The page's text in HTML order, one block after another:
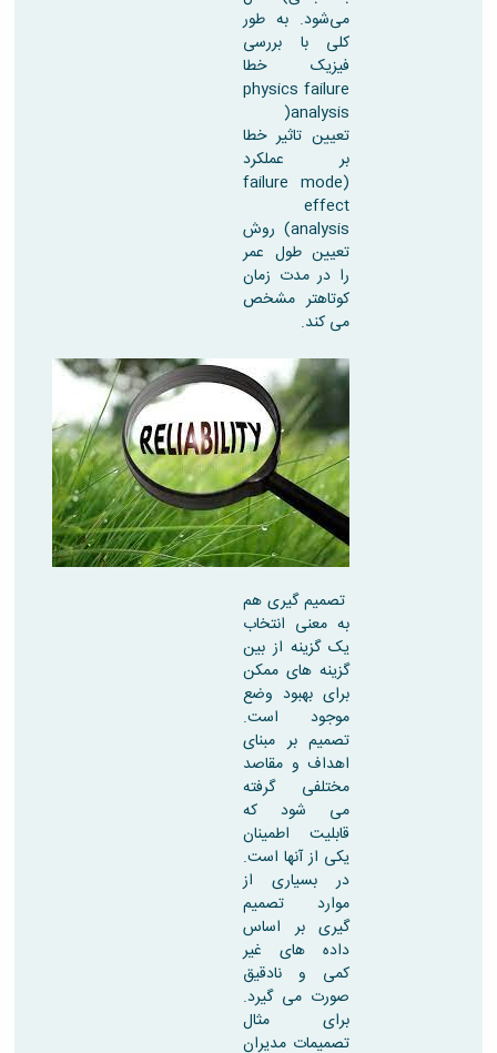
می‌شود. به طور
کلی با بررسی
فیزیک خطا
physics failure
analysis(
تعیین تاثیر خطا
بر عملکرد
(failure mode
effect
analysis) روش
تعیین طول عمر
را در مدت زمان
کوتاهتر مشخص
می کند.
تصمیم گیری هم
به معنی انتخاب
یک گزینه از بین
گزینه های ممکن
برای بهبود وضع
موجود است.
تصمیم بر مبنای
اهداف و مقاصد
مختلفی گرفته
می شود که
قابلیت اطمینان
یکی از آنها است.
در بسیاری از
موارد تصمیم
گیری بر اساس
داده های غیر
کمی و نادقیق
صورت می گیرد.
برای مثال
تصمیمات مدیران